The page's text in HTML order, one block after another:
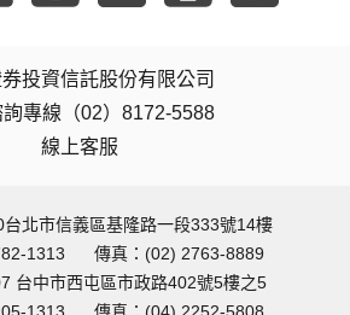
投資信託股份有限公司
專線（02）8172-5588
線上客服
北市信義區基隆路一段333號14樓
1313
傳真：(02) 2763-8889
台中市西屯區市政路402號5樓之5